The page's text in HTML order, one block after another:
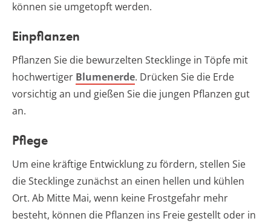
können sie umgetopft werden.
Einpflanzen
Pflanzen Sie die bewurzelten Stecklinge in Töpfe mit
hochwertiger Blumenerde. Drücken Sie die Erde
vorsichtig an und gießen Sie die jungen Pflanzen gut
an.
Pflege
Um eine kräftige Entwicklung zu fördern, stellen Sie
die Stecklinge zunächst an einen hellen und kühlen
Ort. Ab Mitte Mai, wenn keine Frostgefahr mehr
besteht, können die Pflanzen ins Freie gestellt oder in